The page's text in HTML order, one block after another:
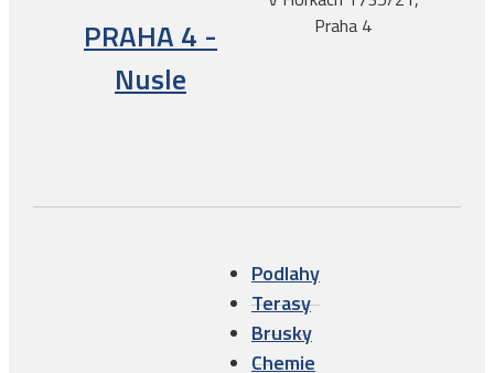
PRAHA 4 -
Nusle
Praha 4
Podlahy
Terasy
Brusky
Chemie